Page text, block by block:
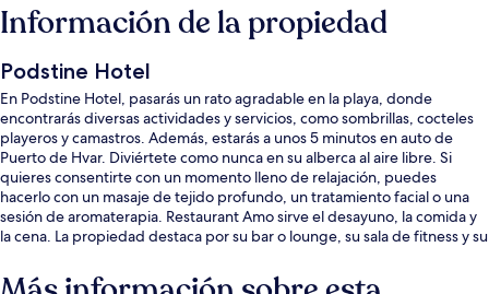
Información de la propiedad
Podstine Hotel
En Podstine Hotel, pasarás un rato agradable en la playa, donde
encontrarás diversas actividades y servicios, como sombrillas, cocteles
playeros y camastros. Además, estarás a unos 5 minutos en auto de
Puerto de Hvar. Diviértete como nunca en su alberca al aire libre. Si
quieres consentirte con un momento lleno de relajación, puedes
hacerlo con un masaje de tejido profundo, un tratamiento facial o una
sesión de aromaterapia. Restaurant Amo sirve el desayuno, la comida y
la cena. La propiedad destaca por su bar o lounge, su sala de fitness y su
características como el personal amable y la ubicación ideal para